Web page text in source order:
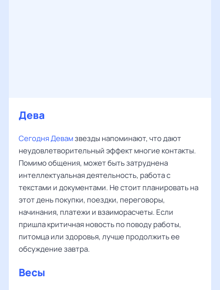
Дева
Сегодня Девамзвезды напоминают, что дают
неудовлетворительный эффект многие контакты.
Помимо общения, может быть затруднена
интеллектуальная деятельность, работа с
текстами и документами. Не стоит планировать на
этот день покупки, поездки, переговоры,
начинания, платежи и взаиморасчеты. Если
пришла критичная новость по поводу работы,
питомца или здоровья, лучше продолжить ее
обсуждение завтра.
Весы